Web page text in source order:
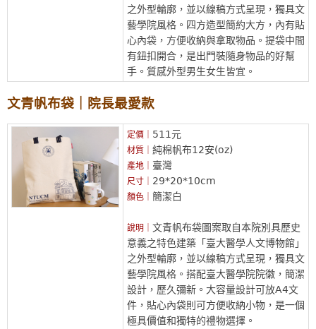
之外型輪廓，並以線稿方式呈現，獨具文
藝學院風格。四方造型簡約大方，內有貼
心內袋，方便收納與拿取物品。提袋中間
有鈕扣開合，是出門裝隨身物品的好幫
手。質感外型男生女生皆宜。
文青帆布袋｜院長最愛款
定價｜ 511元
材質｜ 純棉帆布12安(oz)
產地｜ 臺灣
尺寸｜ 29*20*10cm
顏色｜ 簡潔白
說明｜ 文青帆布袋圖案取自本院別具歷史
意義之特色建築「臺大醫學人文博物館」
之外型輪廓，並以線稿方式呈現，獨具文
藝學院風格。搭配臺大醫學院院徽，簡潔
設計，歷久彌新。大容量設計可放A4文
件，貼心內袋則可方便收納小物，是一個
極具價值和獨特的禮物選擇。